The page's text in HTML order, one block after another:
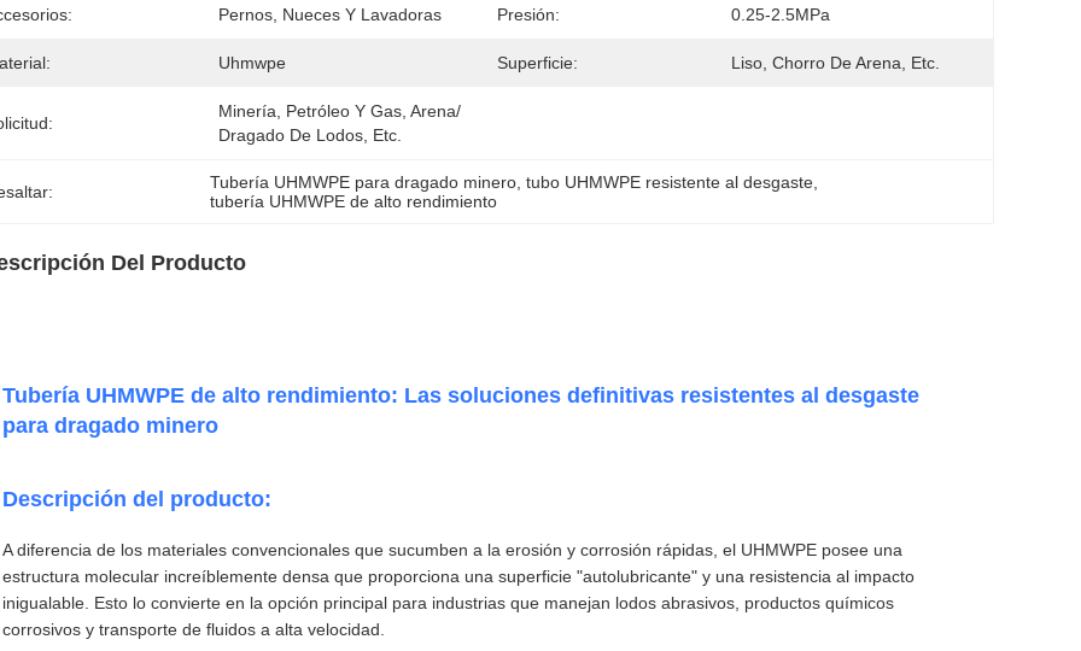
Pernos, Nueces Y Lavadoras Presión: 0.25-2.5MPa
Uhmwpe Superficie: Liso, Chorro De Arena, Etc.
Minería, Petróleo Y Gas, Arena/
Dragado De Lodos, Etc.
Tubería UHMWPE para dragado minero , tubo UHMWPE resistente al desgaste
tubería UHMWPE de alto rendimiento
Del Producto
Tubería UHMWPE de alto rendimiento: Las soluciones definitivas resistentes al desgaste
para dragado minero
Descripción del producto:
A diferencia de los materiales convencionales que sucumben a la erosión y corrosión rápidas, el UHMWPE posee una
estructura molecular increíblemente densa que proporciona una superficie "autolubricante" y una resistencia al impacto
inigualable. Esto lo convierte en la opción principal para industrias que manejan lodos abrasivos, productos químicos
corrosivos y transporte de fluidos a alta velocidad.